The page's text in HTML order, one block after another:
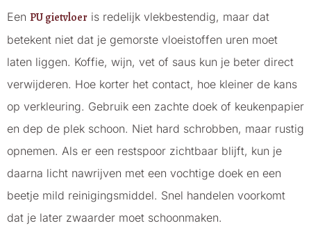
Een PU gietvloer is redelijk vlekbestendig, maar dat
betekent niet dat je gemorste vloeistoffen uren moet
laten liggen. Koffie, wijn, vet of saus kun je beter direct
verwijderen. Hoe korter het contact, hoe kleiner de kans
op verkleuring. Gebruik een zachte doek of keukenpapier
en dep de plek schoon. Niet hard schrobben, maar rustig
opnemen. Als er een restspoor zichtbaar blijft, kun je
daarna licht nawrijven met een vochtige doek en een
beetje mild reinigingsmiddel. Snel handelen voorkomt
dat je later zwaarder moet schoonmaken.